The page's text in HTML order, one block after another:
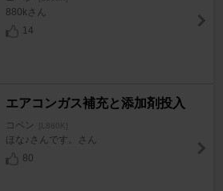
880kさん
14
エアコンガス補充と添加剤投入
コペン
ほな♪さんです。さん
80